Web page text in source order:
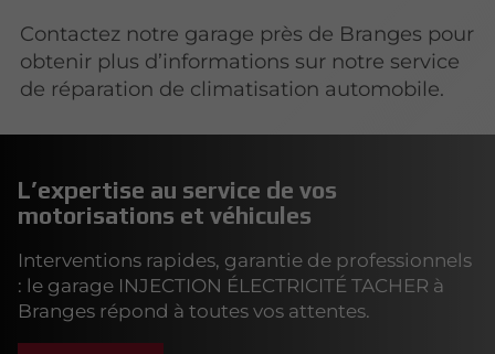
Contactez notre garage près de Branges pour
obtenir plus d’informations sur notre service
de réparation de climatisation automobile.
L’expertise au service de vos
motorisations et véhicules
Interventions rapides, garantie de professionnels
: le garage INJECTION ÉLECTRICITÉ TACHER à
Branges répond à toutes vos attentes.